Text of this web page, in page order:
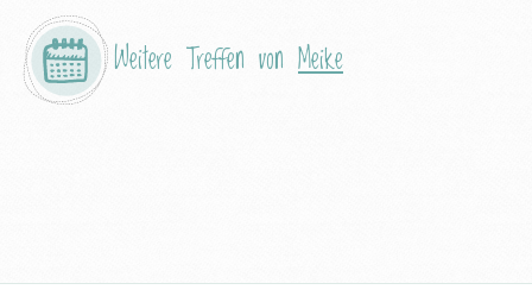
Weitere Treffen von Meike